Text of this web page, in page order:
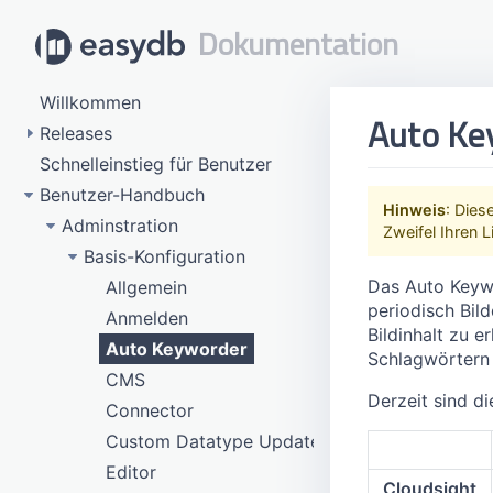
Dokumentation
Willkommen
Releases
5.155 (Ende Juli 2026)
5.154 (Ende Mai 2026)
5.153 (Ende März 2026)
5.152 (Ende Januar 2026)
5.151 (Dezember 2025)
5.150 (November 2025)
5.149 (Oktober 2025)
5.148 (September 2025)
5.147 (Ende August 2025)
5.146 (Ende Juli 2025)
5.145 (Ende Juni 2025)
Schnelleinstieg für Benutzer
Benutzer-Handbuch
Adminstration
Basis-Konfiguration
Allgemein
Anmelden
Auto Keyworder
CMS
Connector
Custom Datatype Update
Editor
Auto
Hinweis:
Zweifel Ihren
Das Auto
periodisch
Bildinhalt zu
Derzeit sind
Cloudsight